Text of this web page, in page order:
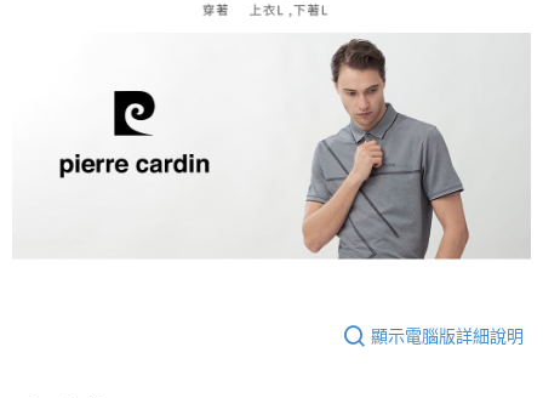
顯示電腦版詳細說明